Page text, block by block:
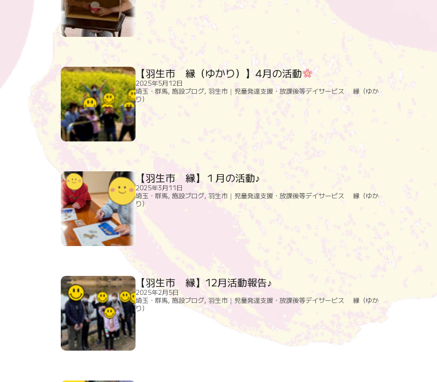
【羽生市 縁（ゆかり）】4月の活動
2025年5月12日
埼玉・群馬, 施設ブログ, 羽生市｜児童発達支援・放課後等デイサービス 縁（ゆか
り）
【羽生市 縁】１月の活動♪
2025年3月11日
埼玉・群馬, 施設ブログ, 羽生市｜児童発達支援・放課後等デイサービス 縁（ゆか
り）
【羽生市 縁】12月活動報告♪
2025年2月5日
埼玉・群馬, 施設ブログ, 羽生市｜児童発達支援・放課後等デイサービス 縁（ゆか
り）